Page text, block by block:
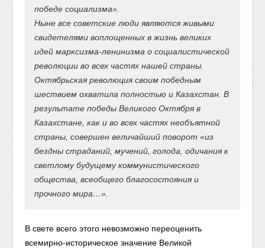
победе социализма».
Ныне все советские люди являются живыми
свидетелями воплощенных в жизнь великих
идей марксизма-ленинизма о социалистической
революции во всех частях нашей страны.
Октябрьская революция своим победным
шествием охватила полностью и Казахстан. В
результате победы Великого Октября в
Казахстане, как и во всех частях необъятной
страны, совершен величайший поворот «из
бездны страданий, мучений, голода, одичания к
светлому будущему коммунистического
общества, всеобщего благосостояния и
прочного мира…».
В свете всего этого невозможно переоценить
всемирно-историческое значение Великой